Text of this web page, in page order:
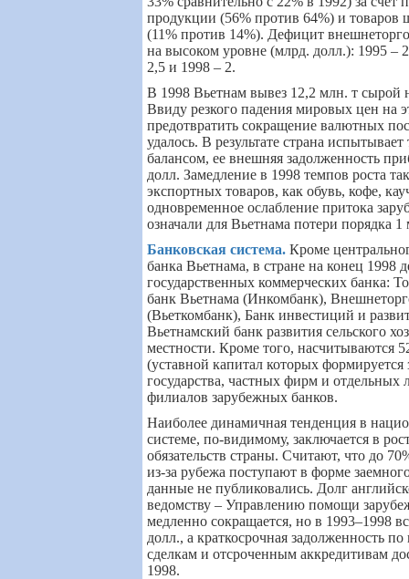
продукции (56% против 64%) и товаров
(11% против 14%). Дефицит
на высоком уровне (млрд. долл.): 1995 –
2,5 и 1998 – 2.
В 1998 Вьетнам вывез 12,2 млн. т сырой
Ввиду резкого падения мировых цен на
предотвратить сокращение валютных
удалось. В результате страна
балансом, ее внешняя задолженность
долл. Замедление в 1998 темпов роста
экспортных товаров, как обувь, кофе,
одновременное ослабление притока
означали для Вьетнама потери порядка 1
Банковская система. Кроме
банка Вьетнама, в стране на конец 1998
государственных коммерческих банка:
банк Вьетнама (Инкомбанк),
(Вьеткомбанк), Банк инвестиций и
Вьетнамский банк развития сельского
местности. Кроме того, насчитываются
(уставной капитал которых формируется
государства, частных фирм и
филиалов зарубежных банков.
Наиболее динамичная тенденция в
системе, по-видимому, заключается в
обязательств страны. Считают, что до
из-за рубежа поступают в форме
данные не публиковались. Долг
ведомству – Управлению помощи
медленно сокращается, но в 1993–1998
долл., а краткосрочная задолженность
сделкам и отсроченным аккредитивам
1998.